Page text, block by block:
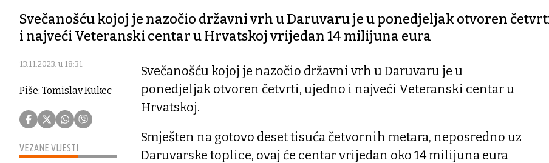
Svečanošću kojoj je nazočio državni vrh u Daruvaru je u ponedjeljak otvoren
i najveći Veteranski centar u Hrvatskoj vrijedan 14 milijuna eura
13.11.2023. u 18:31
Piše: Tomislav Kukec
VEZANE VIJESTI
Svečanošću kojoj je nazočio državni vrh u Daruvaru je u
ponedjeljak otvoren četvrti, ujedno i najveći Veteranski centar u
Hrvatskoj.
Smješten na gotovo deset tisuća četvornih metara, neposredno uz
Daruvarske toplice, ovaj će centar vrijedan oko 14 milijuna eura